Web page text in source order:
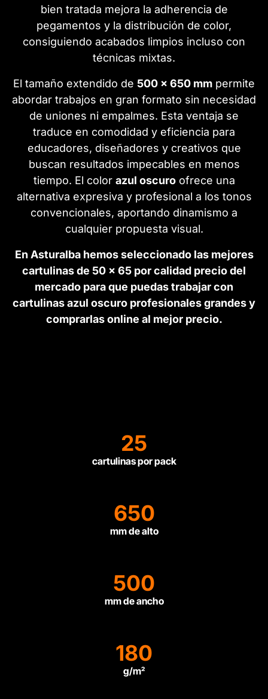
bien tratada mejora la adherencia de
pegamentos y la distribución de color,
consiguiendo acabados limpios incluso con
técnicas mixtas.
El tamaño extendido de 500 x 650 mm permite
abordar trabajos en gran formato sin necesidad
de uniones ni empalmes. Esta ventaja se
traduce en comodidad y eficiencia para
educadores, diseñadores y creativos que
buscan resultados impecables en menos
tiempo. El color azul oscuroofrece una
alternativa expresiva y profesional a los tonos
convencionales, aportando dinamismo a
cualquier propuesta visual.
En Asturalba hemos seleccionado las mejores
cartulinas de 50 x 65 por calidad precio del
mercado para que puedas trabajar con
cartulinas azul oscuro profesionales grandes y
comprarlas online al mejor precio.
25
cartulinas por pack
650
mm de alto
500
mm de ancho
180
g/m²